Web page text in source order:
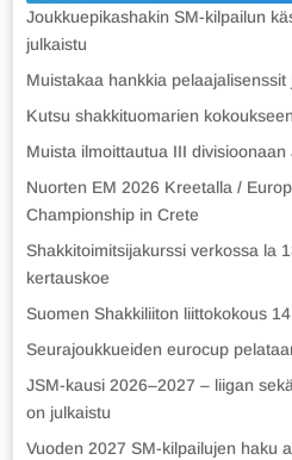
Joukkuepikashakin SM-kilpailun
julkaistu
Muistakaa hankkia pelaajalisenssit
Kutsu shakkituomarien
Muista ilmoittautua III
Nuorten EM 2026 Kreetalla /
Championship in Crete
Shakkitoimitsijakurssi verkossa la
kertauskoe
Suomen Shakkiliiton liittokokous
Seurajoukkueiden eurocup
JSM-kausi 2026–2027 – liigan
on julkaistu
Vuoden 2027 SM-kilpailujen haku